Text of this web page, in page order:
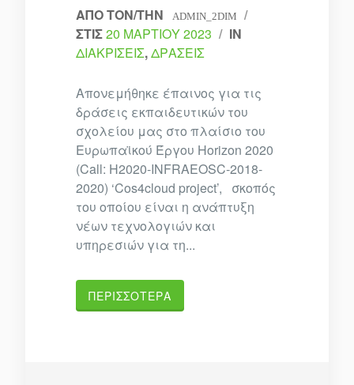
ΑΠΌ ΤΟΝ/ΤΗΝ ADMIN_2DIM
/
ΣΤΙΣ20 ΜΑΡΤΊΟΥ 2023 / IN
ΔΙΑΚΡΊΣΕΙΣ,ΔΡΆΣΕΙΣ
Απονεμήθηκε έπαινος για τις
δράσεις εκπαιδευτικών του
σχολείου μας στο πλαίσιο του
Ευρωπαϊκού Έργου Horizon 2020
(Call: H2020-INFRAEOSC-2018-
2020) ‘Cos4cloud project’, σκοπός
του οποίου είναι η ανάπτυξη
νέων τεχνολογιών και
υπηρεσιών για τη...
ΠΕΡΙΣΣΌΤΕΡΑ